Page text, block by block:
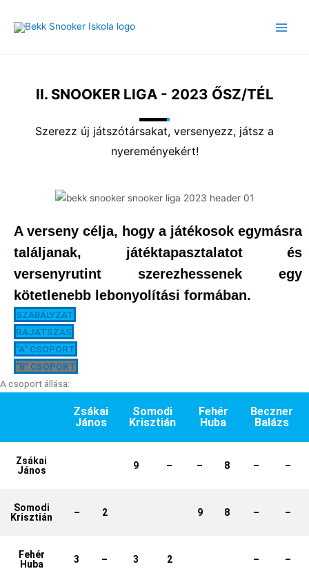
II. SNOOKER LIGA - 2023 ŐSZ/TÉL
Szerezz új játszótársakat, versenyezz, játsz a
nyereményekért!
A verseny célja, hogy a játékosok egymásra
találjanak, játéktapasztalatot és
versenyrutint szerezhessenek egy
kötetlenebb lebonyolítási formában.
SZABÁLYZAT
RÁJÁTSZÁS
"A" CSOPORT
"B" CSOPORT
A csoport állása:
Zsákai
János
Somodi
Krisztián
Fehér
Huba
Beczner
Balázs
Zsákai
János
9 – – 8 – –
Somodi
Krisztián
– 2 9 8 – –
Fehér
Huba
3 – 3 2 – –